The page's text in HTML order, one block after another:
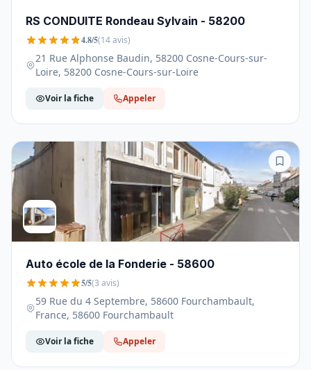
RS CONDUITE Rondeau Sylvain - 58200
4.8/5(14 avis)
21 Rue Alphonse Baudin, 58200 Cosne-Cours-sur-
Loire, 58200 Cosne-Cours-sur-Loire
Voir la fiche Appeler
Auto école de la Fonderie - 58600
5/5(3 avis)
59 Rue du 4 Septembre, 58600 Fourchambault,
France, 58600 Fourchambault
Voir la fiche Appeler